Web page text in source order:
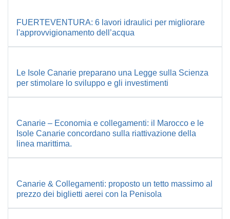
FUERTEVENTURA: 6 lavori idraulici per migliorare
l'approvvigionamento dell’acqua
Le Isole Canarie preparano una Legge sulla Scienza
per stimolare lo sviluppo e gli investimenti
Canarie – Economia e collegamenti: il Marocco e le
Isole Canarie concordano sulla riattivazione della
linea marittima.
Canarie & Collegamenti: proposto un tetto massimo al
prezzo dei biglietti aerei con la Penisola